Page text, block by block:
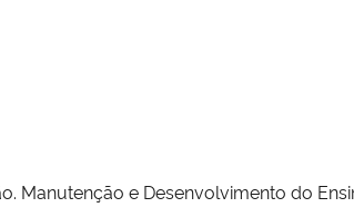
Manutenção e Desenvolvimento do